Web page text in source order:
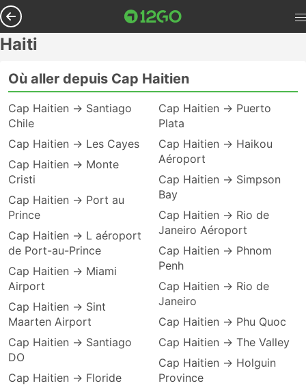
Haiti
Où aller depuis Cap Haitien
Cap Haitien → Santiago
Chile
Cap Haitien → Les Cayes
Cap Haitien → Monte
Cristi
Cap Haitien → Port au
Prince
Cap Haitien → L aéroport
de Port-au-Prince
Cap Haitien → Miami
Airport
Cap Haitien → Sint
Maarten Airport
Cap Haitien → Santiago
DO
Cap Haitien → Floride
Cap Haitien → Puerto
Plata
Cap Haitien → Haikou
Aéroport
Cap Haitien → Simpson
Bay
Cap Haitien → Rio de
Janeiro Aéroport
Cap Haitien → Phnom
Penh
Cap Haitien → Rio de
Janeiro
Cap Haitien → Phu Quoc
Cap Haitien → The Valley
Cap Haitien → Holguin
Province